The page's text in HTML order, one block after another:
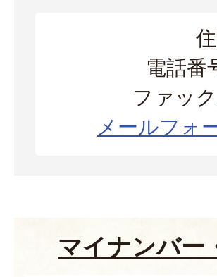
電話番
ファッ
メールフォ
マイナンバー